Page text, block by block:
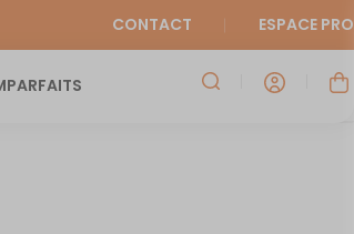
CONTACT ESPACE PRO